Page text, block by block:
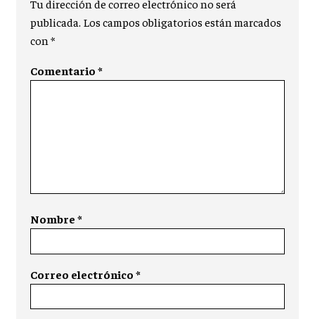
Tu dirección de correo electrónico no será
publicada. Los campos obligatorios están marcados
con*
Comentario*
Nombre*
Correo electrónico*